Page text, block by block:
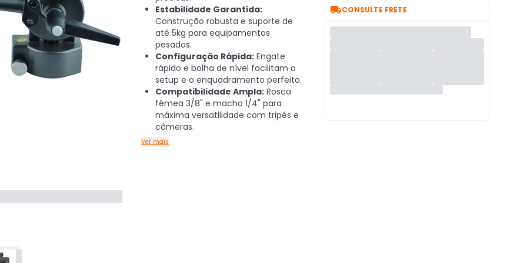
Estabilidade Garantida:
Construção robusta e suporte de
até 5kg para equipamentos
pesados.
Configuração Rápida: Engate
rápido e bolha de nível facilitam o
setup e o enquadramento perfeito.
Compatibilidade Ampla: Rosca
fêmea 3/8" e macho 1/4" para
máxima versatilidade com tripés e
câmeras.
Ver mais
CONSULTE FRETE